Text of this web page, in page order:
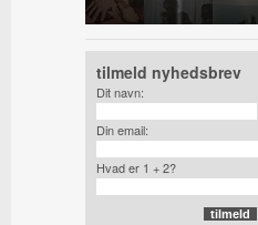
tilmeld nyhedsbrev
Dit navn:
Din email:
Hvad er 1 + 2?